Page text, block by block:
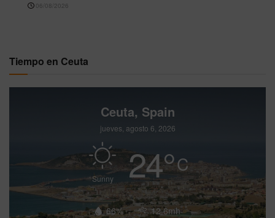
06/08/2026
Tiempo en Ceuta
Ceuta, Spain
jueves, agosto 6, 2026
Sunny 24°C
66% 12.6mh